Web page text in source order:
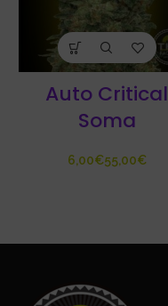
Auto Critical
Soma
€ €